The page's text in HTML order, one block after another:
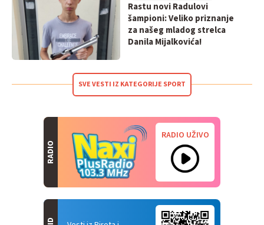
Rastu novi Radulovi
šampioni: Veliko priznanje
za našeg mladog strelca
Danila Mijalkovića!
SVE VESTI IZ KATEGORIJE SPORT
RADIO
RADIO UŽIVO